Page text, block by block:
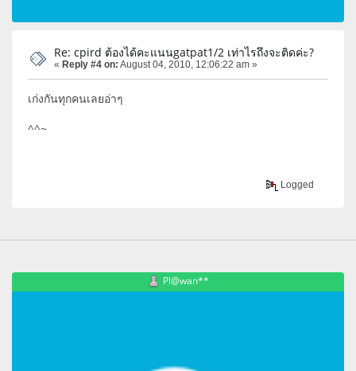
Re: cpird ต้องได้คะแนนgatpat1/2 เท่าไรถึงจะติดค่ะ?
« Reply #4 on: August 04, 2010, 12:06:22 am »
เก่งกันทุกคนเลยอ่าๆ
^^~
Logged
Pl@wan**